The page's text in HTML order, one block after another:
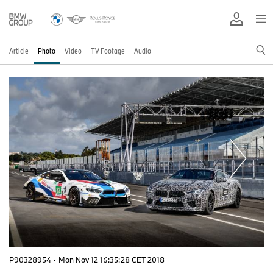
Article Photo Video TV Footage Audio
P90328954 · Mon Nov 12 16:35:28 CET 2018